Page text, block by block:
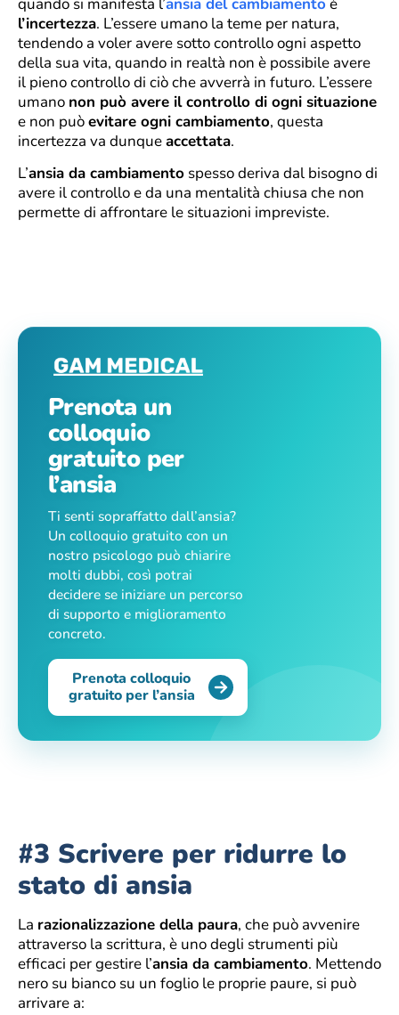
l’incertezza. L’essere umano la teme per natura,
tendendo a voler avere sotto controllo ogni aspetto
della sua vita, quando in realtà non è possibile avere
il pieno controllo di ciò che avverrà in futuro. L’essere
umano non può avere il controllo di ogni situazione
e non puòevitare ogni cambiamento, questa
incertezza va dunqueaccettata.
L’ansia da cambiamento spesso deriva dal bisogno di
avere il controllo e da una mentalità chiusa che non
permette di affrontare le situazioni impreviste.
Prenota un
colloquio
gratuito per
l’ansia
Ti senti sopraffatto dall’ansia?
Un colloquio gratuito con un
nostro psicologo può chiarire
molti dubbi, così potrai
decidere se iniziare un percorso
di supporto e miglioramento
concreto.
Prenota colloquio
gratuito per l’ansia
#3 Scrivere per ridurre lo
stato di ansia
La razionalizzazione della paura, che può avvenire
attraverso la scrittura, è uno degli strumenti più
efficaci per gestire l’ansia da cambiamento. Mettendo
nero su bianco su un foglio le proprie paure, si può
arrivare a: